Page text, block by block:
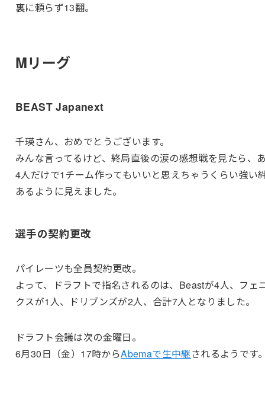
裏に頼らず13翻。
Mリーグ
BEAST Japanext
千瑛さん、おめでとうございます。
みんな言ってるけど、終局直後の涙の感想戦を見たら、
4人だけで1チーム作ってもいいと思えちゃうくらい強い
あるように見えました。
選手の契約更改
パイレーツも全員契約更改。
よって、ドラフトで指名されるのは、Beastが4人、フェ
クスが1人、ドリブンズが2人、合計7人となりました。
ドラフト会議は次の金曜日。
6月30日（金）17時からAbemaで生中継されるようです